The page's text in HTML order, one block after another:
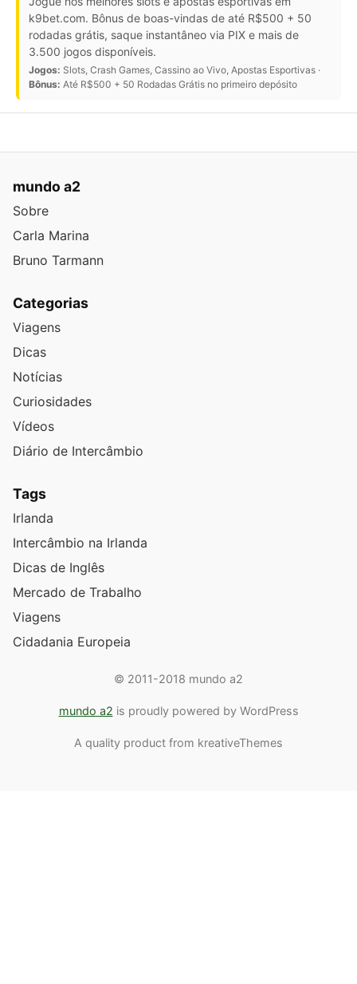
k9bet.com. Bônus de boas-vindas de até R$500 + 50
rodadas grátis, saque instantâneo via PIX e mais de
3.500 jogos disponíveis.
Jogos: Slots, Crash Games, Cassino ao Vivo, Apostas Esportivas ·
Bônus: Até R$500 + 50 Rodadas Grátis no primeiro depósito
mundo a2
Sobre
Carla Marina
Bruno Tarmann
Categorias
Viagens
Dicas
Notícias
Curiosidades
Vídeos
Diário de Intercâmbio
Tags
Irlanda
Intercâmbio na Irlanda
Dicas de Inglês
Mercado de Trabalho
Viagens
Cidadania Europeia
© 2011-2018 mundo a2
mundo a2 is proudly powered by WordPress
A quality product from kreativeThemes